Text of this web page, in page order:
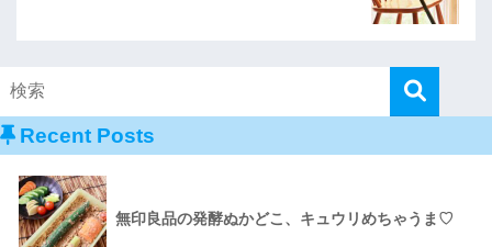
Recent Posts
無印良品の発酵ぬかどこ、キュウリめちゃうま♡